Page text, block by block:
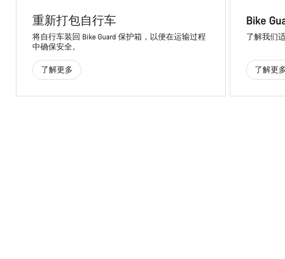
重新打包自行车
将自行车装回 Bike Guard 保护箱，以便在运输过程
中确保安全。
了解更多
Bike
了解我们
了解更